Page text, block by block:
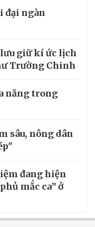
đại ngàn
giữ kí ức lịch
Trường Chinh
năng trong
sâu, nông dân
đang hiện
mắc ca” ở